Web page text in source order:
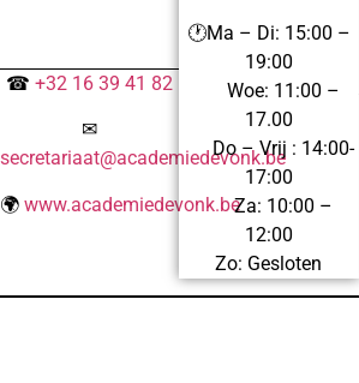
☎+32 16 39 41 82
✉
secretariaat@academiedevonk.be
🌍 www.academiedevonk.be
🕐Ma – Di: 15:00 –
19:00
Woe: 11:00 –
17.00
Do – Vrij : 14:00-
17:00
Za: 10:00 –
12:00
Zo: Gesloten